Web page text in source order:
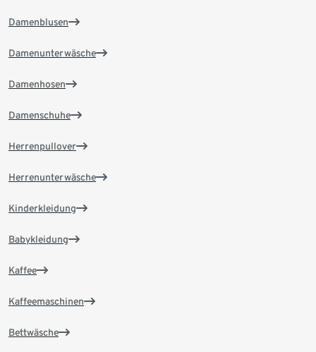
Damenblusen
Damenunterwäsche
Damenhosen
Damenschuhe
Herrenpullover
Herrenunterwäsche
Kinderkleidung
Babykleidung
Kaffee
Kaffeemaschinen
Bettwäsche